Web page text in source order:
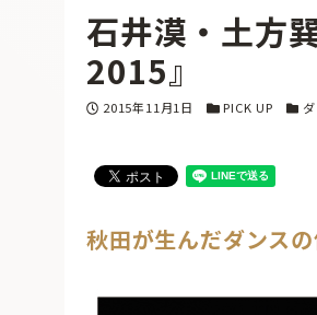
石井漠・土方
2015』
投稿日
2015年11月1日 カテゴリー
PICK UP カテ
秋田が生んだダンス